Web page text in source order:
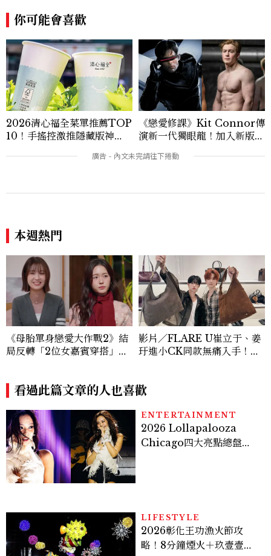
你可能會喜歡
2026清心福全菜單推薦TOP
10！手搖控激推隱藏版神
《戀愛修課》Kit Connor傳
演新一代獨眼龍！加入新版
Sink
本週熱門
《母胎單身戀愛大作戰2》結
局反轉「2位女嘉賓穿搭」熱
影片／FLARE U崔立于、姜
玗進小CK同款無痛入手！身
看過此篇文章的人也喜歡
ENTERTAINMENT
2026 Lollapalooza
Chicago四大亮點總盤
LIFESTYLE
2026彰化王功漁火節攻
略！8分鐘煙火＋玖壹壹、